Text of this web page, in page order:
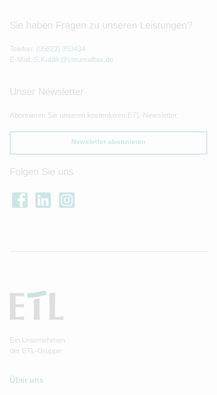
Sie haben Fragen zu unseren Leistungen?
Telefon: (05622) 993434
E-Mail: S.Kublik@steueralltax.de
Unser Newsletter
Abonnieren Sie unseren kostenlosen ETL-Newsletter.
Newsletter abonnieren
Folgen Sie uns
Ein Unternehmen
der ETL-Gruppe
Über uns